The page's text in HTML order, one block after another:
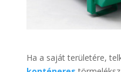
Ha a saját területére,